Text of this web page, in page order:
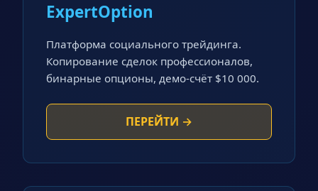
ExpertOption
Платформа социального трейдинга.
Копирование сделок профессионалов,
бинарные опционы, демо-счёт $10 000.
ПЕРЕЙТИ →